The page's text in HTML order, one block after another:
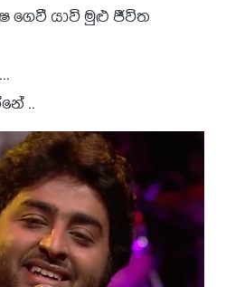
ගෙවී යාවි මුළු ජීවිත
..